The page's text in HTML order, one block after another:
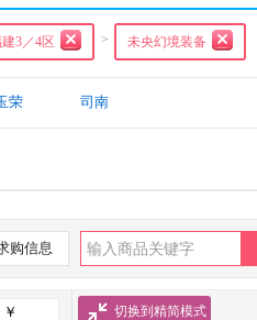
3／4区 > 未央幻境装备
荣 司南
购信息
切换到精简模式